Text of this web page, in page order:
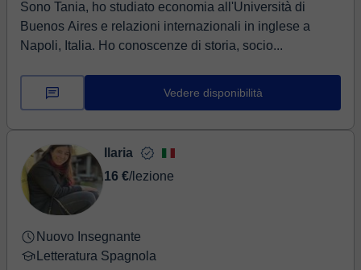
sobresalientes vendrán solos.
Sono Tania, ho studiato economia all'Università di
Buenos Aires e relazioni internazionali in inglese a
Napoli, Italia. Ho conoscenze di storia, socio...
Vedere disponibilità
Ilaria
16 €/lezione
Nuovo Insegnante
Letteratura Spagnola